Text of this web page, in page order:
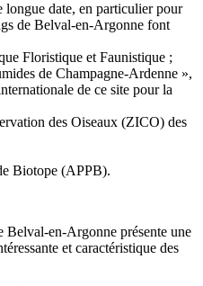
longue date, en particulier pour
de Belval-en-Argonne font
Floristique et Faunistique ;
de Champagne-Ardenne »,
de ce site pour la
des Oiseaux (ZICO) des
Biotope (APPB).
Belval-en-Argonne présente une
et caractéristique des